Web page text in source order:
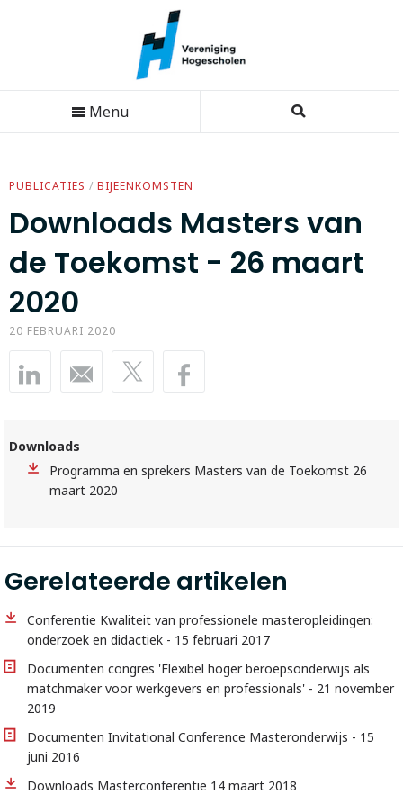
Menu
PUBLICATIES / BIJEENKOMSTEN
Downloads Masters van
de Toekomst - 26 maart
2020
20 FEBRUARI 2020
Downloads
Programma en sprekers Masters van de Toekomst 26
maart 2020
Gerelateerde artikelen
Conferentie Kwaliteit van professionele masteropleidingen:
onderzoek en didactiek - 15 februari 2017
Documenten congres 'Flexibel hoger beroepsonderwijs als
matchmaker voor werkgevers en professionals' - 21 november
2019
Documenten Invitational Conference Masteronderwijs - 15
juni 2016
Downloads Masterconferentie 14 maart 2018